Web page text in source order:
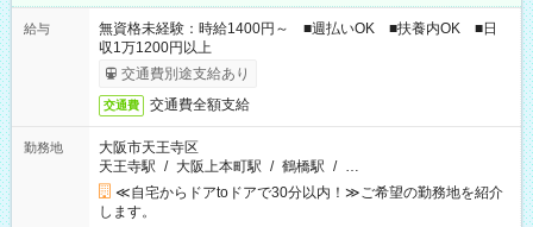
給与
無資格未経験：時給1400円～ ■週払いOK ■扶養内OK ■日
収1万1200円以上
交通費別途支給あり
交通費 交通費全額支給
勤務地
大阪市天王寺区
天王寺駅 / 大阪上本町駅 / 鶴橋駅 / …
≪自宅からドアtoドアで30分以内！≫ご希望の勤務地を紹介
します。